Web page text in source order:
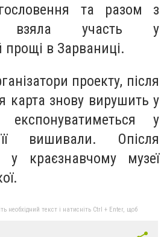
та разом з
взяла участь у
прощі в Зарваниці.
проекту, після
карта знову вирушить у
у
вишивали. Опісля
у краєзнавчому музеї
необхідний текст і натисніть Ctrl + Enter, щоб